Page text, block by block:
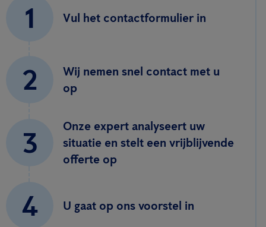
1 Vul het contactformulier in
2
Wij nemen snel contact met u
op
3
Onze expert analyseert uw
situatie en stelt een vrijblijvende
offerte op
4 U gaat op ons voorstel in